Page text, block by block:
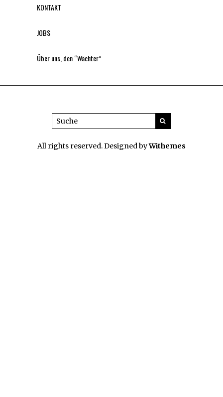
KONTAKT
JOBS
Über uns, den “Wächter”
All rights reserved. Designed byWithemes